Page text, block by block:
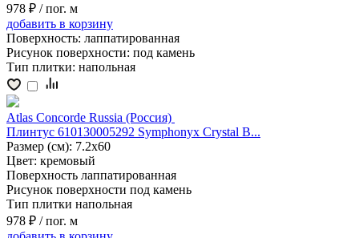
978 ₽ / пог. м
добавить в корзину
Поверхность: лаппатированная
Рисунок поверхности: под камень
Тип плитки: напольная
Atlas Concorde Russia (Россия)
Плинтус 610130005292 Symphonyx Crystal B...
Размер (см): 7.2x60
Цвет: кремовый
Поверхность лаппатированная
Рисунок поверхности под камень
Тип плитки напольная
978 ₽ / пог. м